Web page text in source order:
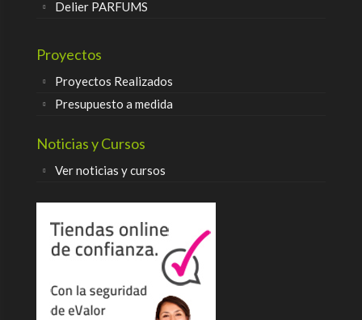
Delier PARFUMS
Proyectos
Proyectos Realizados
Presupuesto a medida
Noticias y Cursos
Ver noticias y cursos